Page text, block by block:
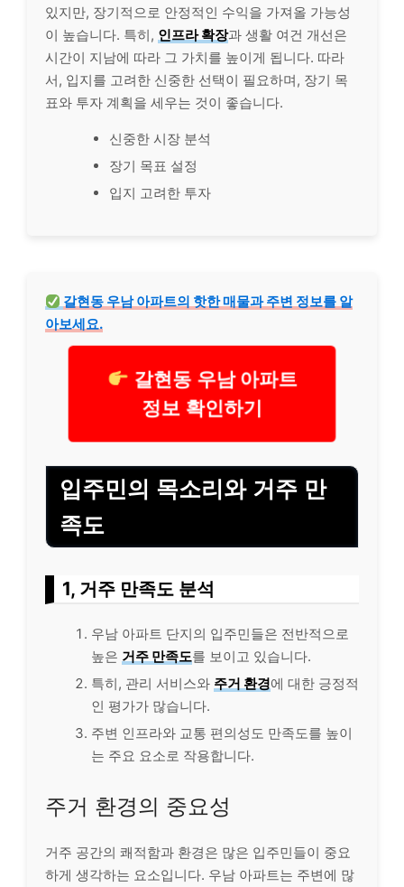
있지만, 장기적으로 안정적인 수익을 가져올 가능성
이 높습니다. 특히, 인프라 확장과 생활 여건 개선은
시간이 지남에 따라 그 가치를 높이게 됩니다. 따라
서, 입지를 고려한 신중한 선택이 필요하며, 장기 목
표와 투자 계획을 세우는 것이 좋습니다.
신중한 시장 분석
장기 목표 설정
입지 고려한 투자
갈현동 우남 아파트의 핫한 매물과 주변 정보를 알
아보세요.
갈현동 우남 아파트
정보 확인하기
입주민의 목소리와 거주 만
족도
1, 거주 만족도 분석
우남 아파트 단지의 입주민들은 전반적으로
높은 거주 만족도를 보이고 있습니다.
특히, 관리 서비스와 주거 환경에 대한 긍정적
인 평가가 많습니다.
주변 인프라와 교통 편의성도 만족도를 높이
는 주요 요소로 작용합니다.
주거 환경의 중요성
거주 공간의 쾌적함과 환경은 많은 입주민들이 중요
하게 생각하는 요소입니다. 우남 아파트는 주변에 많